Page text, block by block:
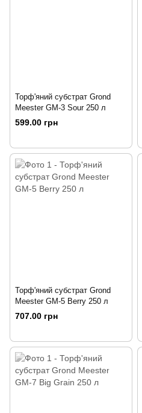
Торф'яний субстрат Grond
Meester GM-3 Sour 250 л
599.00 грн
Торф'яний субстрат Grond
Meester GM-5 Berry 250 л
707.00 грн